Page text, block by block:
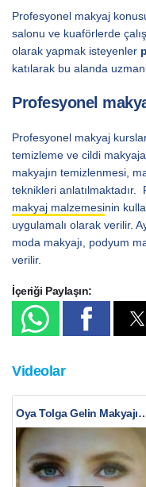
Profesyonel makyaj
salonu ve kuaförlerde
olarak yapmak isteyenler
katılarak bu alanda
Profesyonel
Profesyonel makyaj
temizleme ve cildi
makyajın temizlenmesi,
teknikleri anlatılmaktadır.
makyaj malzemesinin
uygulamalı olarak verilir.
moda makyajı, podyum
verilir.
İçeriği Paylaşın:
Videolar
Oya Tolga Gelin